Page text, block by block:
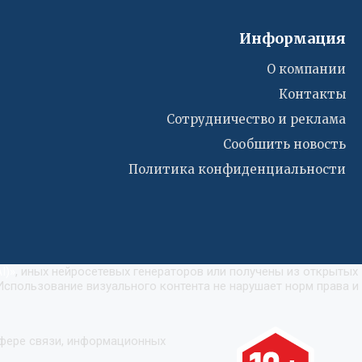
Информация
О компании
Контакты
Сотрудничество и реклама
Сообшить новость
Политика конфиденциальности
, иных нейросетевых генераторов или получены из открытых
визуального контента не нарушает норм права и
связи, информационных